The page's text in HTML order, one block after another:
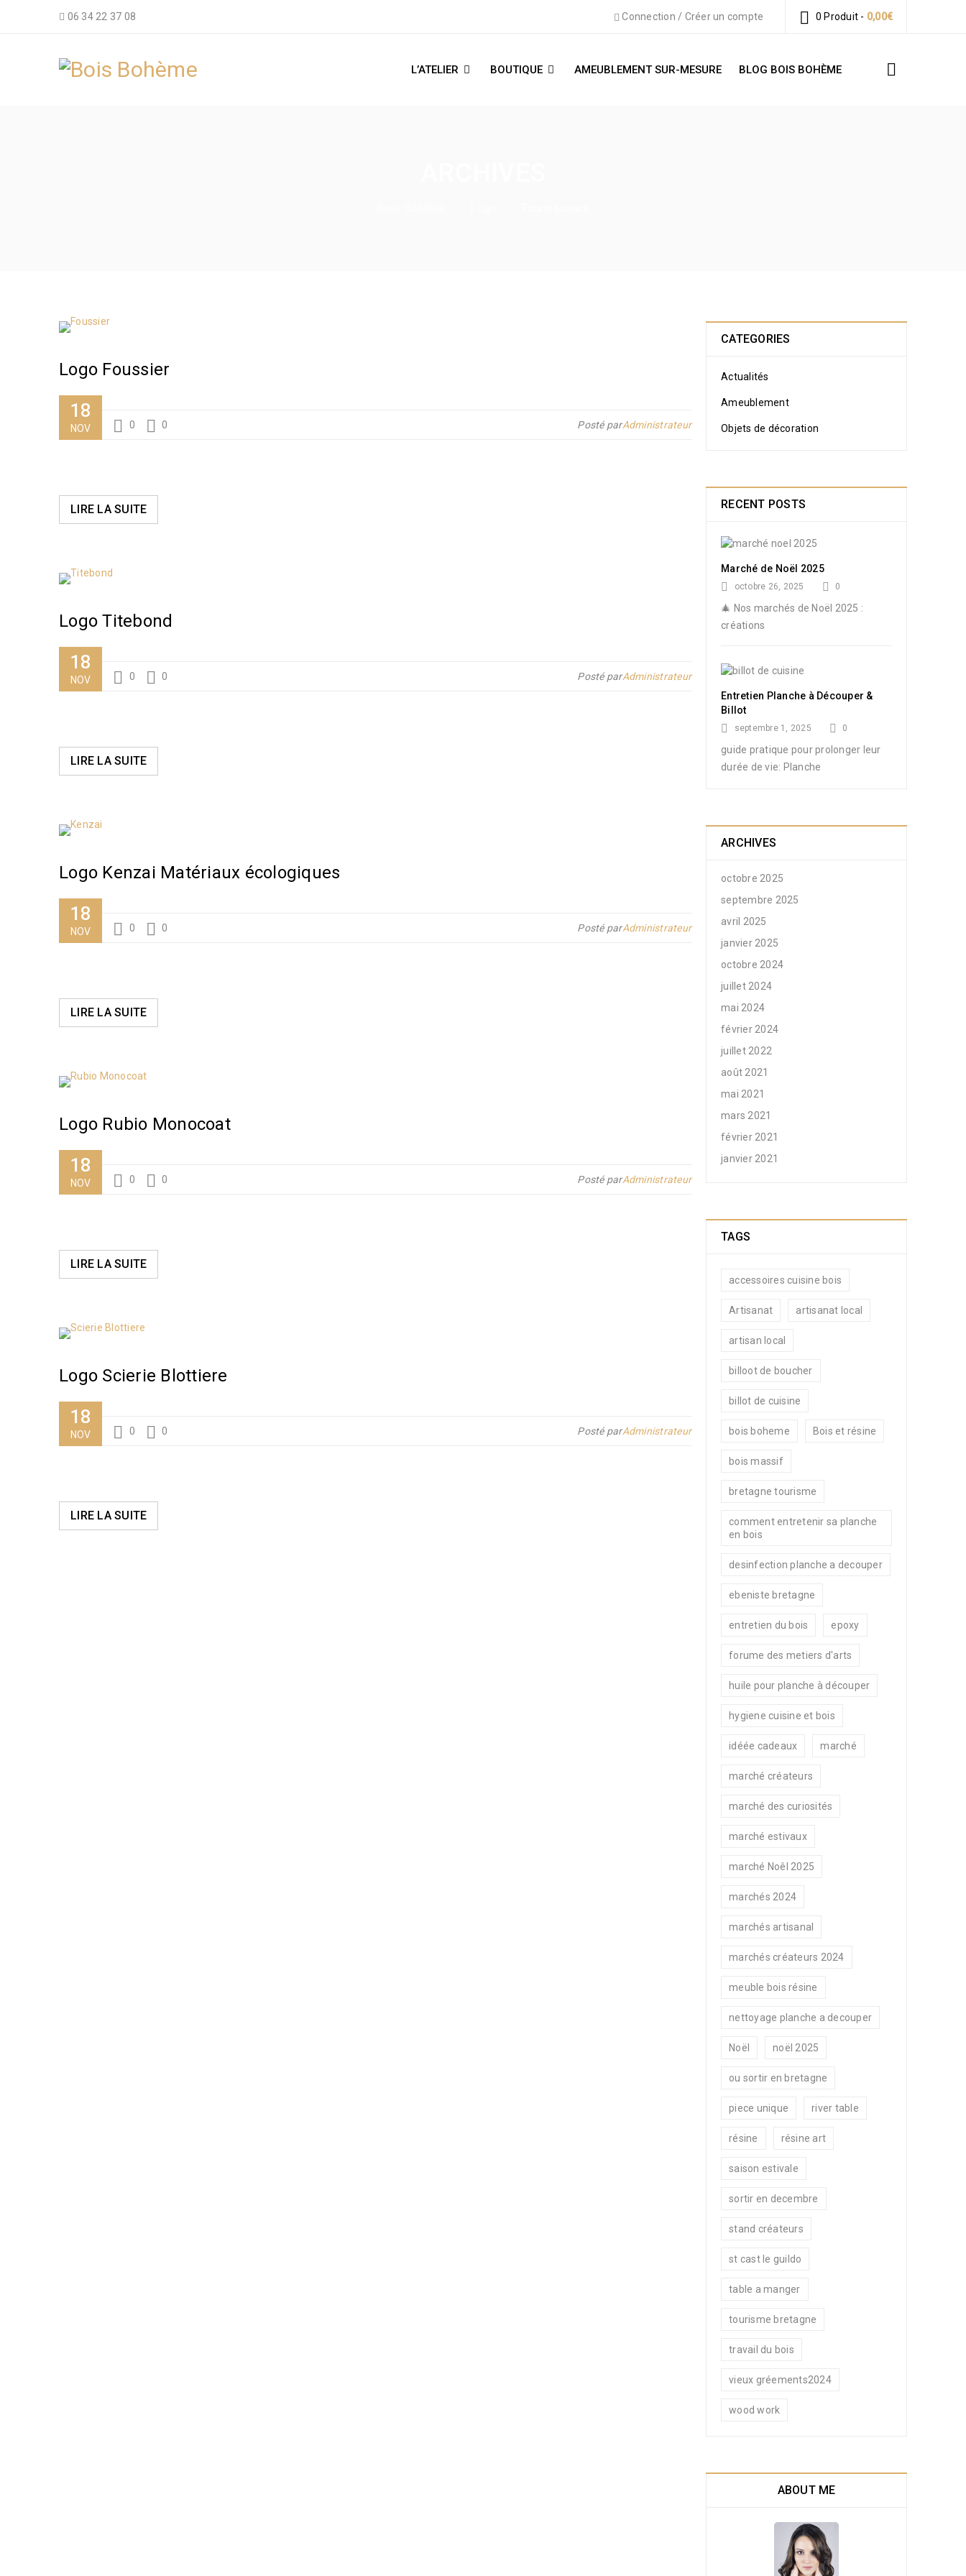
06 34 22 37 08 0 Produit - 0,00€
Connection / Créer un compte
L’ATELIER BOUTIQUE AMEUBLEMENT SUR-MESURE BLOG BOIS BOHÈME
Logo Foussier
18
NOV 0 0 Posté parAdministrateur
LIRE LA SUITE
Logo Titebond
18
NOV 0 0 Posté parAdministrateur
LIRE LA SUITE
Logo Kenzai Matériaux écologiques
18
NOV 0 0 Posté parAdministrateur
LIRE LA SUITE
Logo Rubio Monocoat
18
NOV 0 0 Posté parAdministrateur
LIRE LA SUITE
Logo Scierie Blottiere
18
NOV 0 0 Posté parAdministrateur
LIRE LA SUITE
CATEGORIES
Actualités
Ameublement
Objets de décoration
RECENT POSTS
Marché de Noël 2025
octobre 26, 2025 0
🎄 Nos marchés de Noël 2025 :
créations
Entretien Planche à Découper &
Billot
septembre 1, 2025 0
guide pratique pour prolonger leur
durée de vie: Planche
ARCHIVES
octobre 2025
septembre 2025
avril 2025
janvier 2025
octobre 2024
juillet 2024
mai 2024
février 2024
juillet 2022
août 2021
mai 2021
mars 2021
février 2021
janvier 2021
TAGS
accessoires cuisine bois
Artisanat artisanat local
artisan local
billoot de boucher
billot de cuisine
bois boheme Bois et résine
bois massif
bretagne tourisme
comment entretenir sa planche
en bois
desinfection planche a decouper
ebeniste bretagne
entretien du bois epoxy
forume des metiers d'arts
huile pour planche à découper
hygiene cuisine et bois
idéée cadeaux marché
marché créateurs
marché des curiosités
marché estivaux
marché Noêl 2025
marchés 2024
marchés artisanal
marchés créateurs 2024
meuble bois résine
nettoyage planche a decouper
Noël noël 2025
ou sortir en bretagne
piece unique river table
résine résine art
saison estivale
sortir en decembre
stand créateurs
st cast le guildo
table a manger
tourisme bretagne
travail du bois
vieux gréements2024
wood work
ABOUT ME